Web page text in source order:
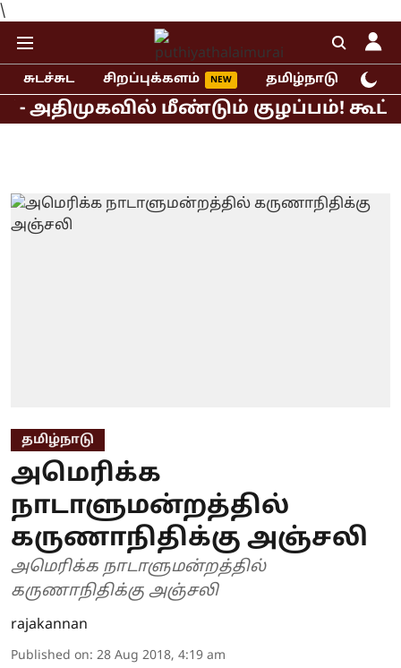
\
சுடச்சுட சிறப்புக்களம் தமிழ்நாடு
மீண்டும் குழப்பம்!
தமிழ்நாடு
அமெரிக்க
நாடாளுமன்றத்தில்
கருணாநிதிக்கு அஞ்சலி
அமெரிக்க நாடாளுமன்றத்தில்
கருணாநிதிக்கு அஞ்சலி
rajakannan
Published on: 28 Aug 2018, 4:19 am